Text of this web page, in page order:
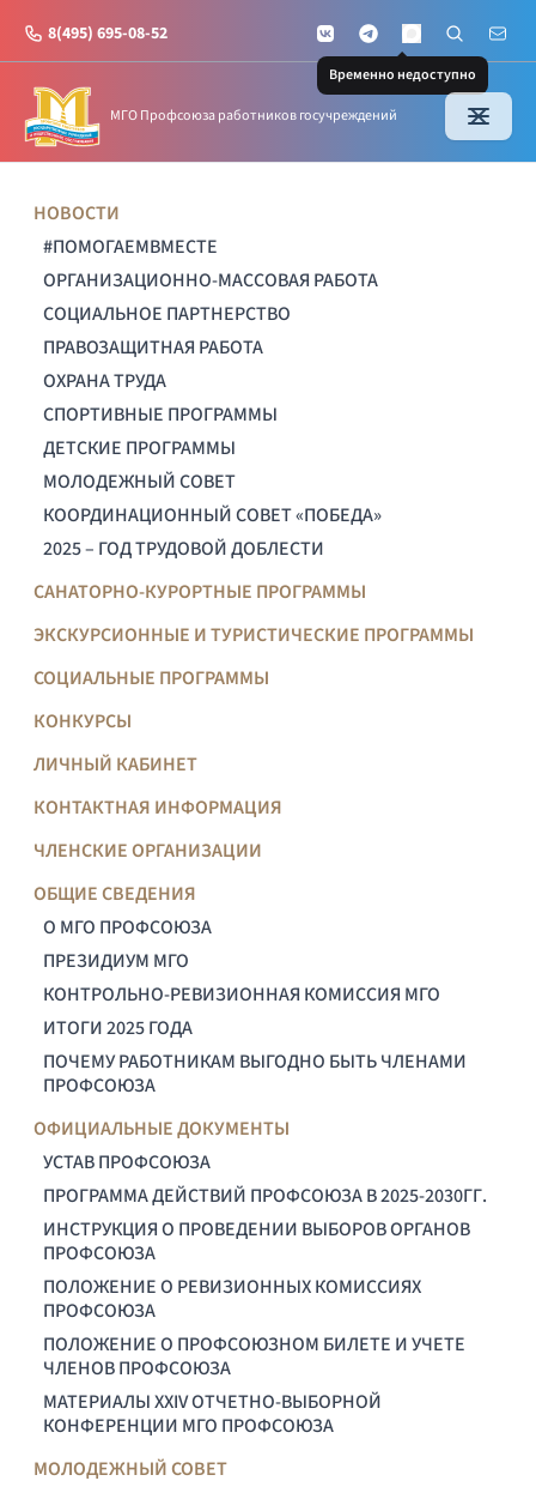
8(495) 695-08-52 VKontakteTelegramMAX
Временно недоступно
Поиск по
Почта
МГО Профсоюза работников госучреждений
НОВОСТИ
#ПОМОГАЕМВМЕСТЕ
ОРГАНИЗАЦИОННО-МАССОВАЯ РАБОТА
СОЦИАЛЬНОЕ ПАРТНЕРСТВО
ПРАВОЗАЩИТНАЯ РАБОТА
ОХРАНА ТРУДА
СПОРТИВНЫЕ ПРОГРАММЫ
ДЕТСКИЕ ПРОГРАММЫ
МОЛОДЕЖНЫЙ СОВЕТ
КООРДИНАЦИОННЫЙ СОВЕТ «ПОБЕДА»
2025 – ГОД ТРУДОВОЙ ДОБЛЕСТИ
САНАТОРНО-КУРОРТНЫЕ ПРОГРАММЫ
ЭКСКУРСИОННЫЕ И ТУРИСТИЧЕСКИЕ ПРОГРАММЫ
СОЦИАЛЬНЫЕ ПРОГРАММЫ
КОНКУРСЫ
ЛИЧНЫЙ КАБИНЕТ
КОНТАКТНАЯ ИНФОРМАЦИЯ
ЧЛЕНСКИЕ ОРГАНИЗАЦИИ
ОБЩИЕ СВЕДЕНИЯ
О МГО ПРОФСОЮЗА
ПРЕЗИДИУМ МГО
КОНТРОЛЬНО-РЕВИЗИОННАЯ КОМИССИЯ МГО
ИТОГИ 2025 ГОДА
ПОЧЕМУ РАБОТНИКАМ ВЫГОДНО БЫТЬ ЧЛЕНАМИ
ПРОФСОЮЗА
ОФИЦИАЛЬНЫЕ ДОКУМЕНТЫ
УСТАВ ПРОФСОЮЗА
ПРОГРАММА ДЕЙСТВИЙ ПРОФСОЮЗА В 2025-2030ГГ.
ИНСТРУКЦИЯ О ПРОВЕДЕНИИ ВЫБОРОВ ОРГАНОВ
ПРОФСОЮЗА
ПОЛОЖЕНИЕ О РЕВИЗИОННЫХ КОМИССИЯХ
ПРОФСОЮЗА
ПОЛОЖЕНИЕ О ПРОФСОЮЗНОМ БИЛЕТЕ И УЧЕТЕ
ЧЛЕНОВ ПРОФСОЮЗА
МАТЕРИАЛЫ XXIV ОТЧЕТНО-ВЫБОРНОЙ
КОНФЕРЕНЦИИ МГО ПРОФСОЮЗА
МОЛОДЕЖНЫЙ СОВЕТ